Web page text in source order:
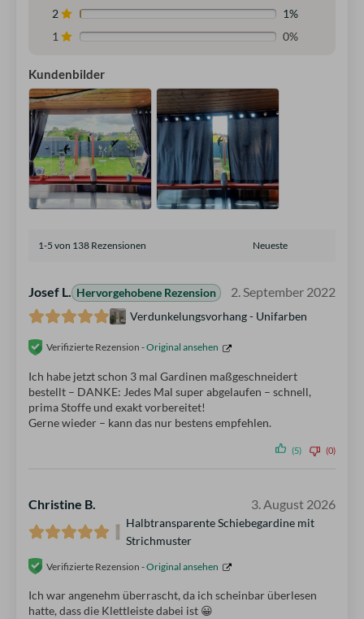
2
1%
1
0%
Kundenbilder
1-5 von 138 Rezensionen
Josef L. Hervorgehobene Rezension 2. September 2022
Verdunkelungsvorhang - Unifarben
Verifizierte Rezension -Original ansehen
Ich habe jetzt schon 3 mal Gardinen maßgeschneidert
bestellt – DANKE: Jedes Mal super abgelaufen – schnell,
prima Stoffe und exakt vorbereitet!
Gerne wieder – kann das nur bestens empfehlen.
(5) (0)
Christine B. 3. August 2026
Halbtransparente Schiebegardine mit
Strichmuster
Verifizierte Rezension -Original ansehen
Ich war angenehm überrascht, da ich scheinbar überlesen
hatte, dass die Klettleiste dabei ist 😀